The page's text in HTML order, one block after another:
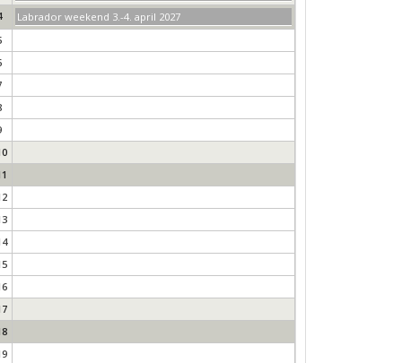
Labrador weekend 3.-4. april 2027